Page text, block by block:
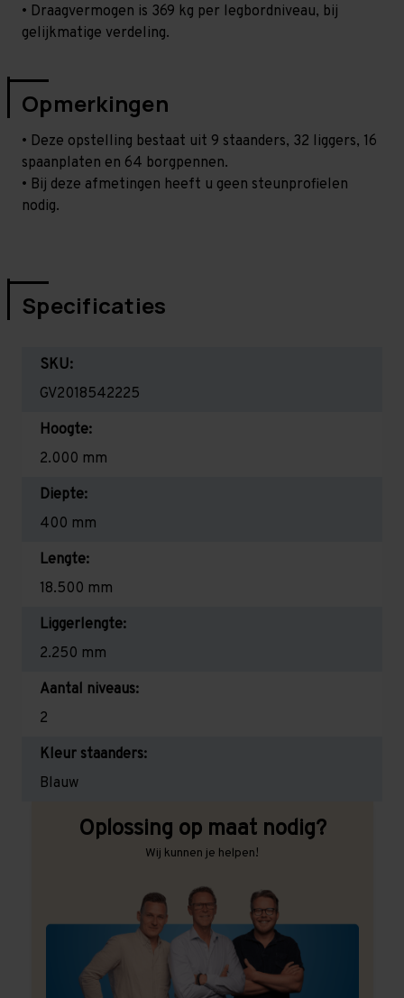
• Draagvermogen is 369 kg per legbordniveau, bij
gelijkmatige verdeling.
Opmerkingen
• Deze opstelling bestaat uit 9 staanders, 32 liggers, 16
spaanplaten en 64 borgpennen.
• Bij deze afmetingen heeft u geen steunprofielen
nodig.
Specificaties
SKU:
GV2018542225
Hoogte:
2.000 mm
Diepte:
400 mm
Lengte:
18.500 mm
Liggerlengte:
2.250 mm
Aantal niveaus:
2
Kleur staanders:
Blauw
Oplossing op maat nodig?
Wij kunnen je helpen!